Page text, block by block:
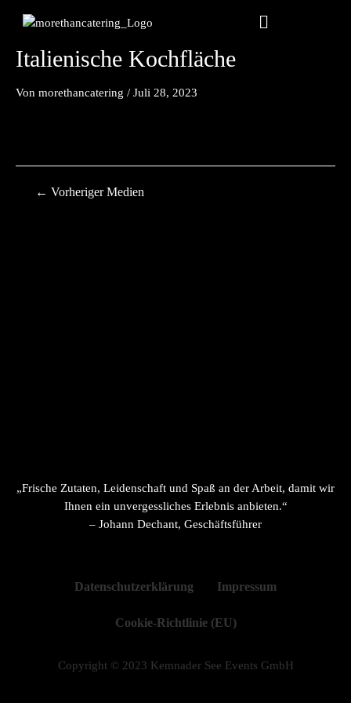
Inhalt
Menu
Italienische Kochfläche
Von morethancatering / Juli 28, 2023
← Vorheriger Medien
„Frische Zutaten, Leidenschaft und Spaß an der Arbeit, damit wir
Ihnen ein unvergessliches Erlebnis anbieten.“
– Johann Dechant, Geschäftsführer
Datenschutzerklärung Impressum
Cookie-Richtlinie (EU)
Copyright © 2023 Kemnader See Events GmbH